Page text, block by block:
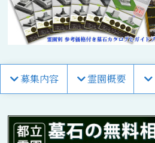
募集内容 霊園概要